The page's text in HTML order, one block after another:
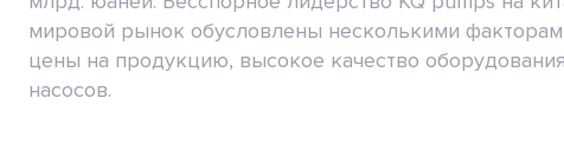
мировой рынок обусловлены несколькими
цены на продукцию, высокое качество
насосов.